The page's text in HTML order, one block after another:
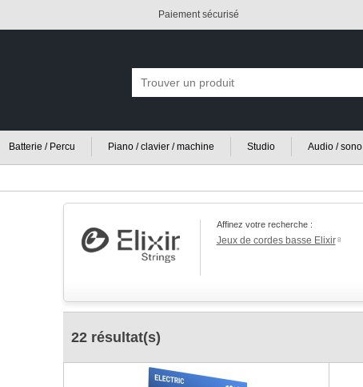
Paiement sécurisé
Batterie / Percu Piano / clavier / machine Studio Audio / sono
Affinez votre recherche :
Jeux de cordes basse Elixir8
22 résultat(s)